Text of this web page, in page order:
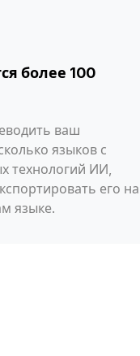
более 100
ваш
языков с
ИИ,
его на
языке.